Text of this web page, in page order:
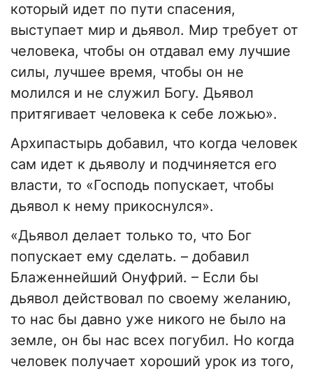
который идет по пути спасения,
выступает мир и дьявол. Мир требует от
человека, чтобы он отдавал ему лучшие
силы, лучшее время, чтобы он не
молился и не служил Богу. Дьявол
притягивает человека к себе ложью».
Архипастырь добавил, что когда человек
сам идет к дьяволу и подчиняется его
власти, то «Господь попускает, чтобы
дьявол к нему прикоснулся».
«Дьявол делает только то, что Бог
попускает ему сделать. – добавил
Блаженнейший Онуфрий. – Если бы
дьявол действовал по своему желанию,
то нас бы давно уже никого не было на
земле, он бы нас всех погубил. Но когда
человек получает хороший урок из того,